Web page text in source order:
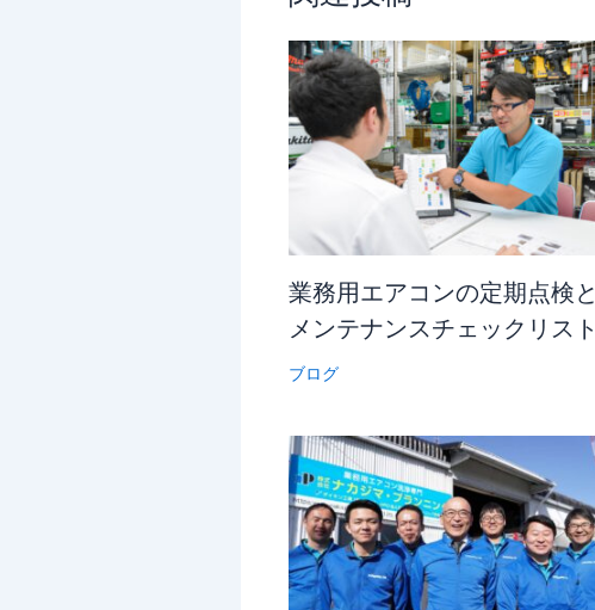
業務用エアコンの定期点検と
メンテナンスチェックリスト
ブログ